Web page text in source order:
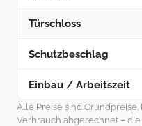
Türschloss
Schutzbeschlag
Einbau / Arbeitszeit
Alle Preise sind
Verbrauch abgerechnet –